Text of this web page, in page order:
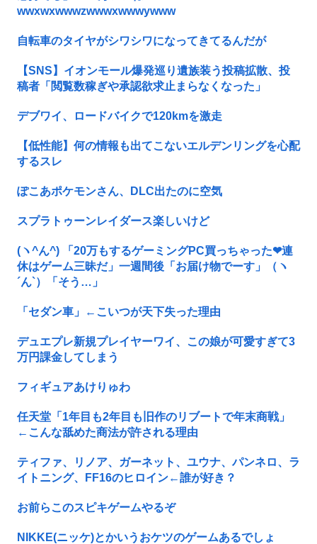
wwxwxwwwzwwwxwwwywww
自転車のタイヤがシワシワになってきてるんだが
【SNS】イオンモール爆発巡り遺族装う投稿拡散、投
稿者「閲覧数稼ぎや承認欲求止まらなくなった」
デブワイ、ロードバイクで120kmを激走
【低性能】何の情報も出てこないエルデンリングを心配
するスレ
ぽこあポケモンさん、DLC出たのに空気
スプラトゥーンレイダース楽しいけど
(ヽ^ん^) 「20万もするゲーミングPC買っちゃった❤連
休はゲーム三昧だ」一週間後「お届け物でーす」（ヽ
´ん`）「そう…」
「セダン車」←こいつが天下失った理由
デュエプレ新規プレイヤーワイ、この娘が可愛すぎて3
万円課金してしまう
フィギュアあけりゅわ
任天堂「1年目も2年目も旧作のリブートで年末商戦」
←こんな舐めた商法が許される理由
ティファ、リノア、ガーネット、ユウナ、パンネロ、ラ
イトニング、FF16のヒロイン←誰が好き？
お前らこのスピキゲームやるぞ
NIKKE(ニッケ)とかいうおケツのゲームあるでしょ